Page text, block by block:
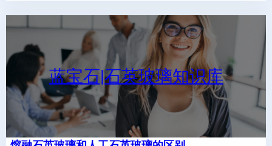
蓝宝石|石英玻璃知识库